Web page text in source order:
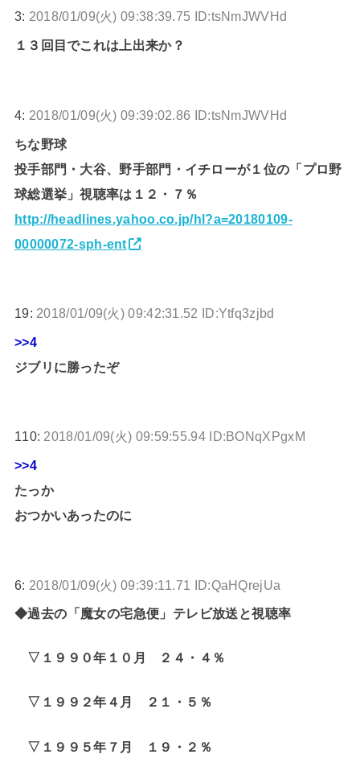
3: 2018/01/09(火) 09:38:39.75 ID:tsNmJWVHd
１３回目でこれは上出来か？
4: 2018/01/09(火) 09:39:02.86 ID:tsNmJWVHd
ちな野球
投手部門・大谷、野手部門・イチローが１位の「プロ野
球総選挙」視聴率は１２・７％
http://headlines.yahoo.co.jp/hl?a=20180109-
00000072-sph-ent
19: 2018/01/09(火) 09:42:31.52 ID:Ytfq3zjbd
>>4
ジブリに勝ったぞ
110: 2018/01/09(火) 09:59:55.94 ID:BONqXPgxM
>>4
たっか
おつかいあったのに
6: 2018/01/09(火) 09:39:11.71 ID:QaHQrejUa
◆過去の「魔女の宅急便」テレビ放送と視聴率
▽１９９０年１０月 ２４・４％
▽１９９２年４月 ２１・５％
▽１９９５年７月 １９・２％